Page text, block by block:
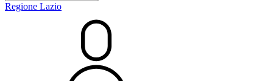
Regione Lazio